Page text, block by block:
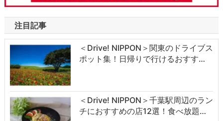
注目記事
＜Drive! NIPPON＞関東のドライブス
ポット集！日帰りで行けるおすす…
＜Drive! NIPPON＞千葉駅周辺のラン
チにおすすめの店12選！食べ放題…